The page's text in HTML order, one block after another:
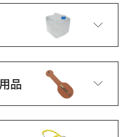
品